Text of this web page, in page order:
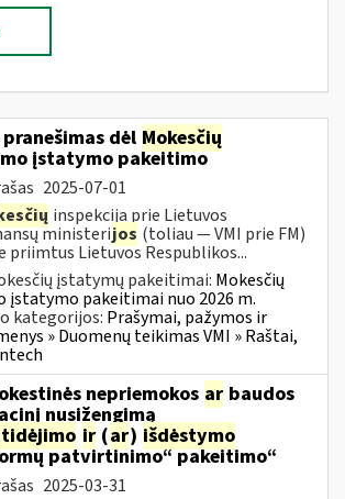
dėl Mokesčių
įstatymo pakeitimo
2025-07-01
inspekcija prie Lietuvos
ministerijos (toliau — VMI prie FM)
priimtus Lietuvos Respublikos...
įstatymų pakeitimai: Mokesčių
įstatymo pakeitimai nuo 2026 m.
kategorijos: Prašymai, pažymos ir
» Duomenų teikimas VMI » Raštai,
nepriemokos ar baudos
nusižengimą
ir (ar) išdėstymo
patvirtinimo“ pakeitimo“
2025-03-31